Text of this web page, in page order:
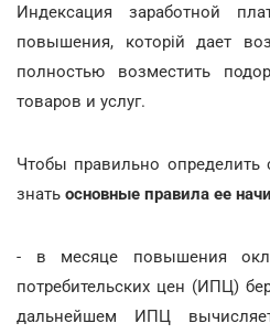
Индексация заработной
повышения, которій дает
полностью возместить
товаров и услуг.
Чтобы правильно определить
знать основные правила ее
- в месяце повышения
потребительских цен (ИПЦ)
дальнейшем ИПЦ